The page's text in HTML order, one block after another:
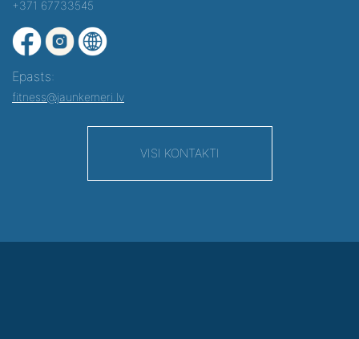
+371 67733545
Epasts:
fitness@jaunkemeri.lv
VISI KONTAKTI